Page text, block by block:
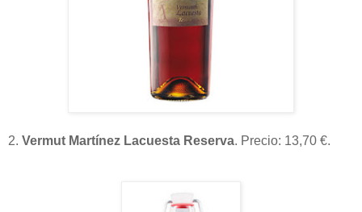
2. Vermut Martínez Lacuesta Reserva. Precio: 13,70 €.